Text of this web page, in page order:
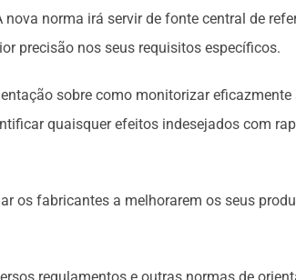
norma irá servir de fonte central de
precisão nos seus requisitos específicos.
sobre como monitorizar eficazmente
quaisquer efeitos indesejados com
os fabricantes a melhorarem os seus